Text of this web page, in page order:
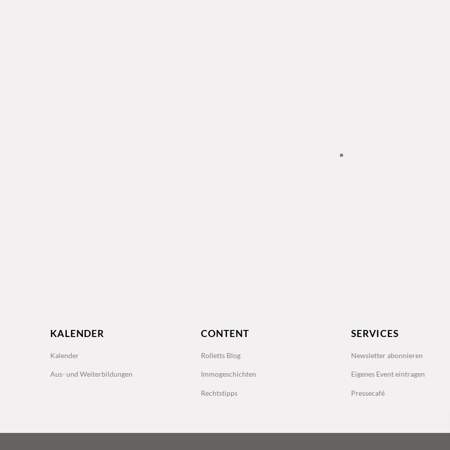
KALENDER
Kalender
Aus- und Weiterbildungen
CONTENT
Rolletts Blog
Immogeschichten
Rechtstipps
SERVICES
Newsletter abonnieren
Eigenes Event eintragen
Pressecafé